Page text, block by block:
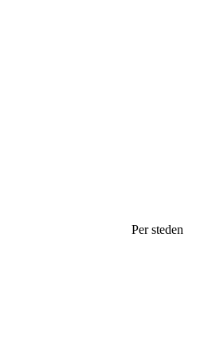
Per steden